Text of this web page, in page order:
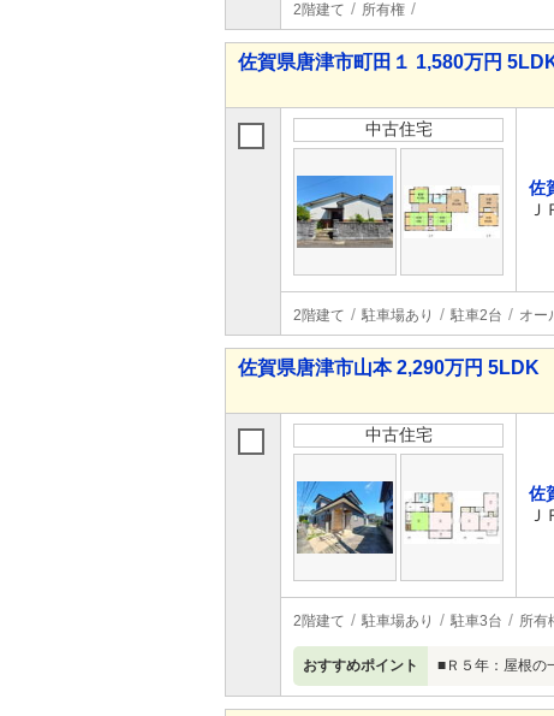
2階建て 所有権
佐賀県唐津市町田１ 1,580万円
中古住宅
佐
2階建て 駐車場あり 駐車2台 オー
佐賀県唐津市山本 2,290万円 5LDK
中古住宅
佐
2階建て 駐車場あり 駐車3台 所有
おすすめポイント ■Ｒ５年：屋根の